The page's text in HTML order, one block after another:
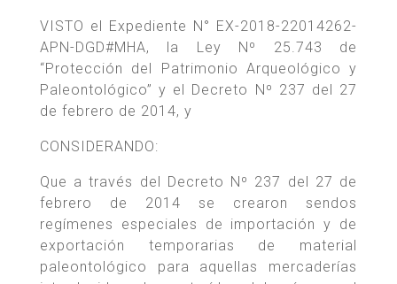
VISTO el Expediente N° EX-2018-22014262-
APN-DGD#MHA, la Ley Nº 25.743 de
“Protección del Patrimonio Arqueológico y
Paleontológico” y el Decreto Nº 237 del 27
de febrero de 2014, y
CONSIDERANDO:
Que a través del Decreto Nº 237 del 27 de
febrero de 2014 se crearon sendos
regímenes especiales de importación y de
exportación temporarias de material
paleontológico para aquellas mercaderías